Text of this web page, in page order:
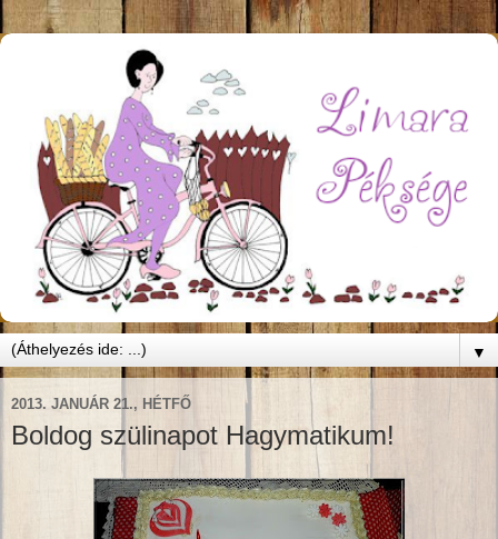
▼
2013. JANUÁR 21., HÉTFŐ
Boldog szülinapot Hagymatikum!